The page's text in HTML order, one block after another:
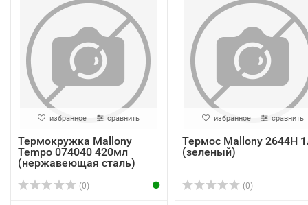
избранное сравнить
Термокружка Mallony
Tempo 074040 420мл
(нержавеющая сталь)
(0)
избранное сравнить
Термос Mallony 2644H
(зеленый)
(0)